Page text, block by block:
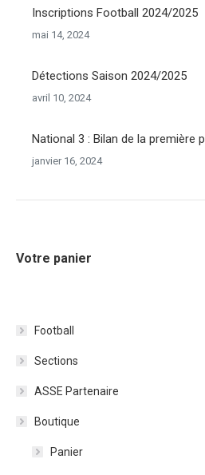
Inscriptions Football 2024/2025
mai 14, 2024
Détections Saison 2024/2025
avril 10, 2024
National 3 : Bilan de la première
janvier 16, 2024
Votre panier
Football
Sections
ASSE Partenaire
Boutique
Panier